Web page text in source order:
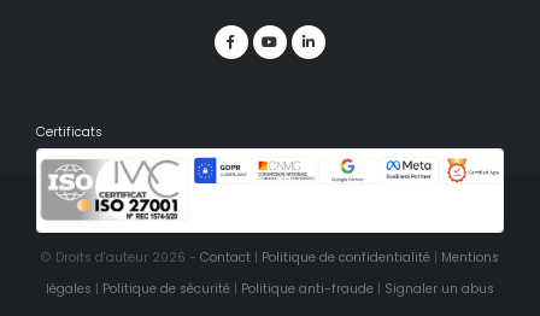
Certificats
© Droits d'auteur 2026 - Contact | Politique de confidentialité | Mentions
légales | Politique de sécurité | Politique anti-fraude | Signaler un abus